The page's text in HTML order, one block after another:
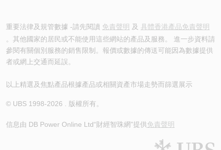
重要法律及規管數據 -請先閱讀 免責聲明 及 具體香港產品免責聲明
。其他國家的居民或不能使用這些網站的產品及服務。 進一步資料請
參閱有關個別服務的銷售限制。報價或數據的傳送可能因為數據提供
者或網上交通而延誤。
以上精選及焦點產品根據產品或相關資產市場走勢而篩選展示
© UBS 1998-2026 . 版權所有。
信息由 DB Power Online Ltd“財經智珠網”提供免責聲明